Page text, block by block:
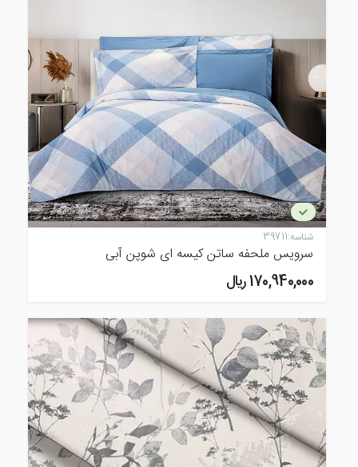
شناسه:39711
سرویس ملحفه ساتن کیسه ای شوپن آبی
170,940,000 ريال